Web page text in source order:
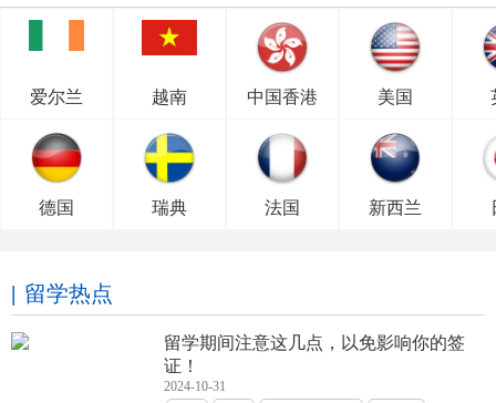
爱尔兰 越南 中国香港 美国
德国 瑞典 法国 新西兰
留学热点
留学期间注意这几点，以免影响你的签
证！
2024-10-31